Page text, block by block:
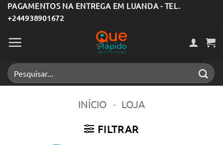
Skip
to
content
PAGAMENTOS NA ENTREGA EM LUANDA - TEL.
+244938901672
Pesquisar
por:
INÍCIO - LOJA
FILTRAR